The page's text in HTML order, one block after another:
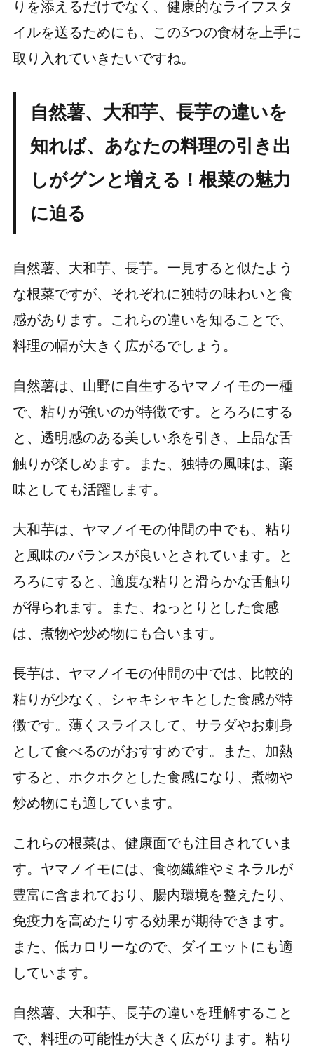
りを添えるだけでなく、健康的なライフスタ
イルを送るためにも、この3つの食材を上手に
取り入れていきたいですね。
自然薯、大和芋、長芋の違いを
知れば、あなたの料理の引き出
しがグンと増える！根菜の魅力
に迫る
自然薯、大和芋、長芋。一見すると似たよう
な根菜ですが、それぞれに独特の味わいと食
感があります。これらの違いを知ることで、
料理の幅が大きく広がるでしょう。
自然薯は、山野に自生するヤマノイモの一種
で、粘りが強いのが特徴です。とろろにする
と、透明感のある美しい糸を引き、上品な舌
触りが楽しめます。また、独特の風味は、薬
味としても活躍します。
大和芋は、ヤマノイモの仲間の中でも、粘り
と風味のバランスが良いとされています。と
ろろにすると、適度な粘りと滑らかな舌触り
が得られます。また、ねっとりとした食感
は、煮物や炒め物にも合います。
長芋は、ヤマノイモの仲間の中では、比較的
粘りが少なく、シャキシャキとした食感が特
徴です。薄くスライスして、サラダやお刺身
として食べるのがおすすめです。また、加熱
すると、ホクホクとした食感になり、煮物や
炒め物にも適しています。
これらの根菜は、健康面でも注目されていま
す。ヤマノイモには、食物繊維やミネラルが
豊富に含まれており、腸内環境を整えたり、
免疫力を高めたりする効果が期待できます。
また、低カロリーなので、ダイエットにも適
しています。
自然薯、大和芋、長芋の違いを理解すること
で、料理の可能性が大きく広がります。粘り